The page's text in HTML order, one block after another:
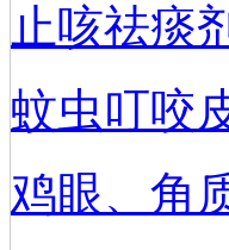
止咳祛痰
蚊虫叮咬
鸡眼、角